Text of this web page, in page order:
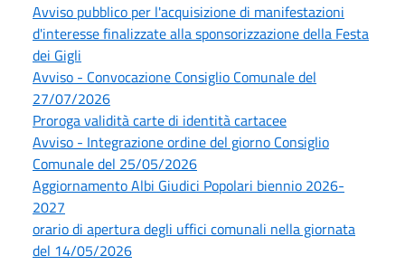
Avviso pubblico per l'acquisizione di manifestazioni
d'interesse finalizzate alla sponsorizzazione della Festa
dei Gigli
Avviso - Convocazione Consiglio Comunale del
27/07/2026
Proroga validità carte di identità cartacee
Avviso - Integrazione ordine del giorno Consiglio
Comunale del 25/05/2026
Aggiornamento Albi Giudici Popolari biennio 2026-
2027
orario di apertura degli uffici comunali nella giornata
del 14/05/2026